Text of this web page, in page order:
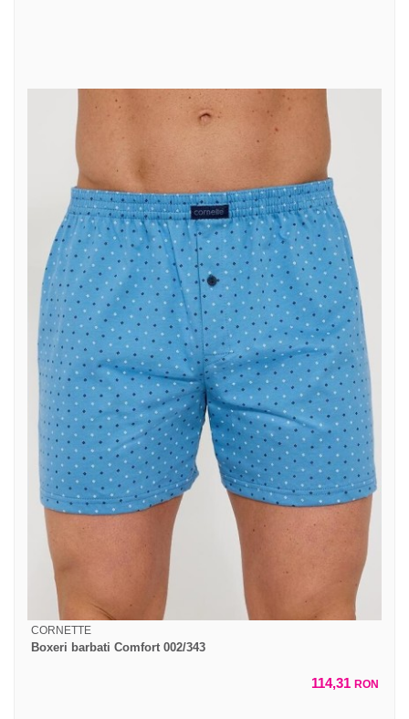
CORNETTE
Boxeri barbati Comfort 002/343
114,31 RON